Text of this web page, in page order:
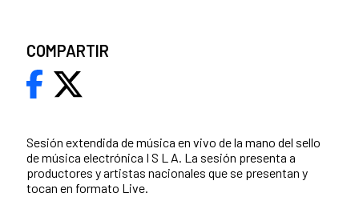
Sesión extendida de música en vivo de la mano del sello
de música electrónica I S L A. La sesión presenta a
productores y artistas nacionales que se presentan y
tocan en formato Live.
COMPARTIR